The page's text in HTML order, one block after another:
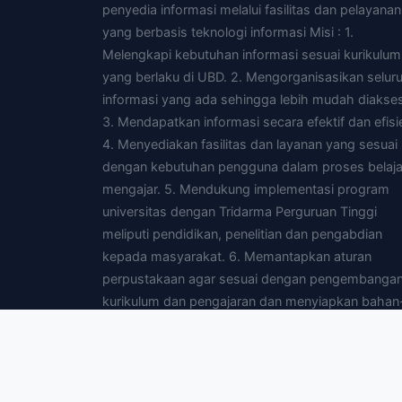
penyedia informasi melalui fasilitas dan pelayanan
yang berbasis teknologi informasi Misi : 1.
Melengkapi kebutuhan informasi sesuai kurikulum
yang berlaku di UBD. 2. Mengorganisasikan
informasi yang ada sehingga lebih mudah
3. Mendapatkan informasi secara efektif dan
4. Menyediakan fasilitas dan layanan yang sesuai
dengan kebutuhan pengguna dalam proses
mengajar. 5. Mendukung implementasi program
universitas dengan Tridarma Perguruan Tinggi
meliputi pendidikan, penelitian dan pengabdian
kepada masyarakat. 6. Memantapkan aturan
perpustakaan agar sesuai dengan
kurikulum dan pengajaran dan menyiapkan